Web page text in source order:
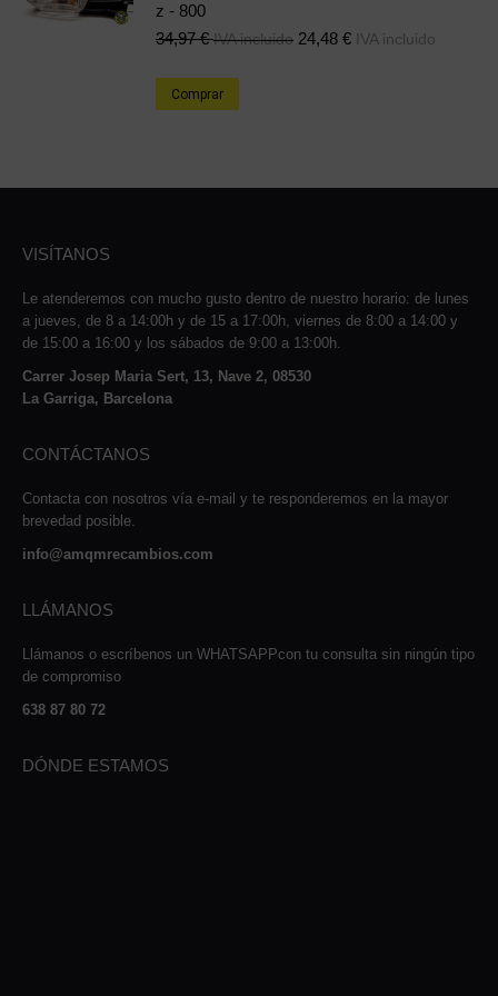
z - 800
34,97€ IVA incluido 24,48 € IVA incluido
Comprar
VISÍTANOS
Le atenderemos con mucho gusto dentro de nuestro horario: de lunes
a jueves, de 8 a 14:00h y de 15 a 17:00h, viernes de 8:00 a 14:00 y
de 15:00 a 16:00 y los sábados de 9:00 a 13:00h.
Carrer Josep Maria Sert, 13, Nave 2, 08530
La Garriga, Barcelona
CONTÁCTANOS
Contacta con nosotros vía e-mail y te responderemos en la mayor
brevedad posible.
info@amqmrecambios.com
LLÁMANOS
Llámanos o escríbenos un WHATSAPPcon tu consulta sin ningún tipo
de compromiso
638 87 80 72
DÓNDE ESTAMOS